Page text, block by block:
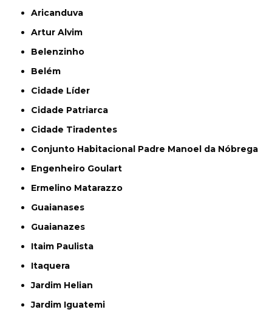
Aricanduva
Artur Alvim
Belenzinho
Belém
Cidade Líder
Cidade Patriarca
Cidade Tiradentes
Conjunto Habitacional Padre Manoel da Nóbrega
Engenheiro Goulart
Ermelino Matarazzo
Guaianases
Guaianazes
Itaim Paulista
Itaquera
Jardim Helian
Jardim Iguatemi